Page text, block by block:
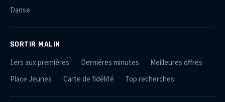
Danse
SORTIR MALIN
1ers aux premières Dernières minutes
Meilleures offres
Place Jeunes
Carte de fidélité Top recherches